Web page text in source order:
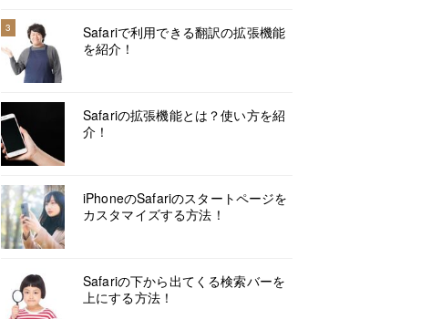
3
Safariで利用できる翻訳の拡張機能
を紹介！
Safariの拡張機能とは？使い方を紹
介！
iPhoneのSafariのスタートページを
カスタマイズする方法！
Safariの下から出てくる検索バーを
上にする方法！